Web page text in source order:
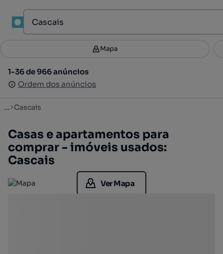
Filtros 2
1-36 de 966 anúncios
Ordem dos anúncios
Mapa
1-36 de 966 anúncios
Ordem dos anúncios
... Cascais
Casas e apartamentos para
comprar - imóveis usados:
Cascais
Ver Mapa